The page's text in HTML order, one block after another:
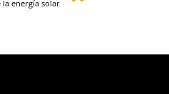
la energía solar